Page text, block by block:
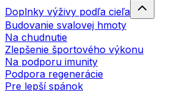
Doplnky výživy podľa cieľa
Budovanie svalovej hmoty
Na chudnutie
Zlepšenie športového výkonu
Na podporu imunity
Podpora regenerácie
Pre lepší spánok